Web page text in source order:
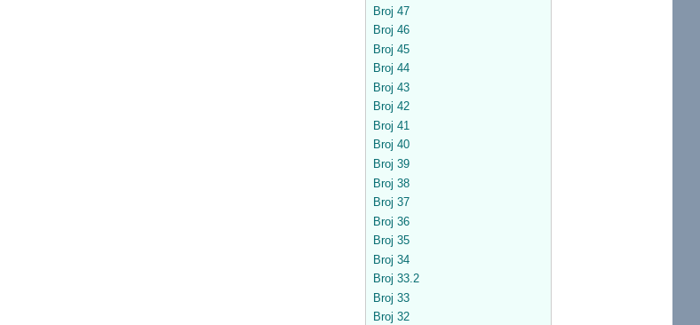
Broj 47
Broj 46
Broj 45
Broj 44
Broj 43
Broj 42
Broj 41
Broj 40
Broj 39
Broj 38
Broj 37
Broj 36
Broj 35
Broj 34
Broj 33.2
Broj 33
Broj 32